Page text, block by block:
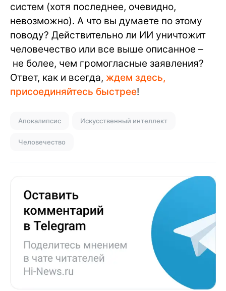
систем (хотя последнее, очевидно,
невозможно). А что вы думаете по этому
поводу? Действительно ли ИИ уничтожит
человечество или все выше описанное –
не более, чем громогласные заявления?
Ответ, как и всегда, ждем здесь,
присоединяйтесь быстрее!
Апокалипсис Искусственный интеллект
Человечество